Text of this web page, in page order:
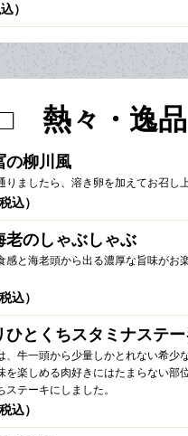
）
熱々・逸
の柳川風
りましたら、溶き卵を加えてお召し
込）
老のしゃぶしゃぶ
感と海老頭から出る濃厚な旨味がお
込）
ひとくちスタミナステー
、牛一頭から少量しかとれない希少
を楽しめる肉好きにはたまらない部
ステーキにしました。
込）